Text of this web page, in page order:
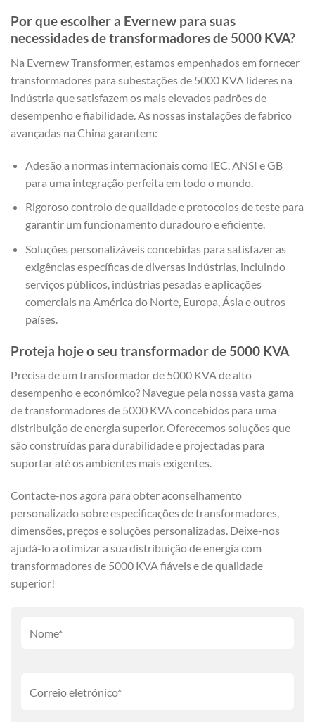
Por que escolher a Evernew para suas
necessidades de transformadores de 5000 KVA?
Na Evernew Transformer, estamos empenhados em fornecer
transformadores para subestações de 5000 KVA líderes na
indústria que satisfazem os mais elevados padrões de
desempenho e fiabilidade. As nossas instalações de fabrico
avançadas na China garantem:
Adesão a normas internacionais como IEC, ANSI e GB
para uma integração perfeita em todo o mundo.
Rigoroso controlo de qualidade e protocolos de teste para
garantir um funcionamento duradouro e eficiente.
Soluções personalizáveis concebidas para satisfazer as
exigências específicas de diversas indústrias, incluindo
serviços públicos, indústrias pesadas e aplicações
comerciais na América do Norte, Europa, Ásia e outros
países.
Proteja hoje o seu transformador de 5000 KVA
Precisa de um transformador de 5000 KVA de alto
desempenho e económico? Navegue pela nossa vasta gama
de transformadores de 5000 KVA concebidos para uma
distribuição de energia superior. Oferecemos soluções que
são construídas para durabilidade e projectadas para
suportar até os ambientes mais exigentes.
Contacte-nos agora para obter aconselhamento
personalizado sobre especificações de transformadores,
dimensões, preços e soluções personalizadas. Deixe-nos
ajudá-lo a otimizar a sua distribuição de energia com
transformadores de 5000 KVA fiáveis e de qualidade
superior!